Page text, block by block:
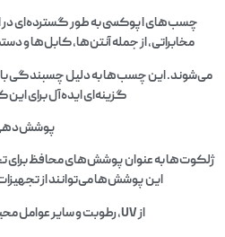
چسب‌های اپوکسی به طور گسترده‌ای در
مخابراتی، از جمله آنتن‌ها، کابل‌ها و
می‌شوند. این چسب‌ها به دلیل چسبندگی
گزینه‌ای ایده‌آل برای این
ژلکوت‌ها به عنوان پوشش‌های محافظ برای
این پوشش‌ها می‌توانند از
از UV، رطوبت و سایر عوامل محیطی محافظت کنند.